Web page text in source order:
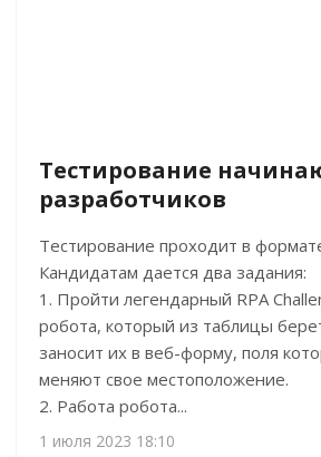
Тестирование
разработчиков
Тестирование проходит в
Кандидатам дается два задания:
1. Пройти легендарный RPA
робота, который из таблицы
заносит их в веб-форму, поля
меняют свое местоположение.
2. Работа робота...
1 июля 2023 18:10